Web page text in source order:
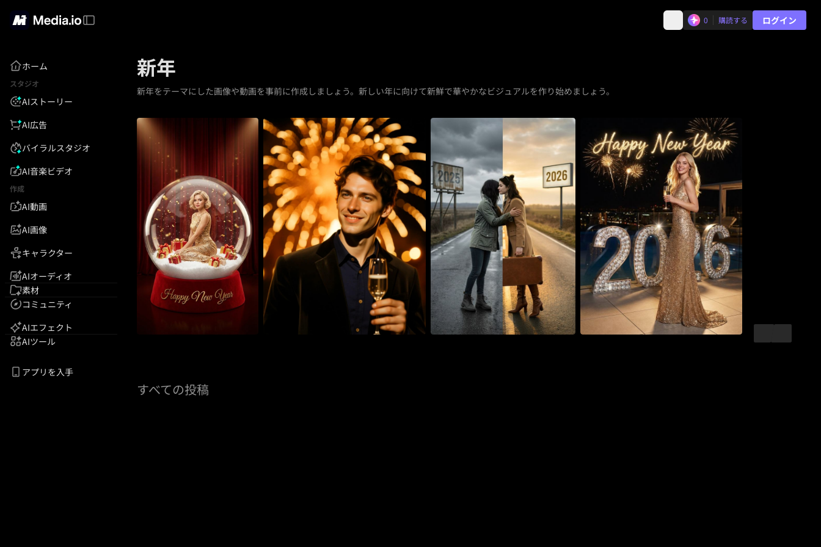
0 購読する ログイン
ホーム
スタジオ
AIストーリー
AI広告
バイラルスタジオ
AI音楽ビデオ
作成
AI動画
AI画像
キャラクター
AIオーディオ
素材
コミュニティ
AIエフェクト
AIツール
アプリを入手
新年
新年をテーマにした画像や動画を事前に作成しましょう。新しい年に向けて新鮮で華やかなビジュアルを作り始めましょう。
すべての投稿